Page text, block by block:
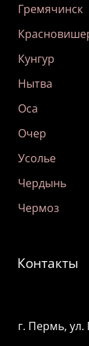
Гремячинск
Кунгур
Нытва
Оса
Очер
Усолье
Чердынь
Чермоз
Контакты
г. Пермь, ул.